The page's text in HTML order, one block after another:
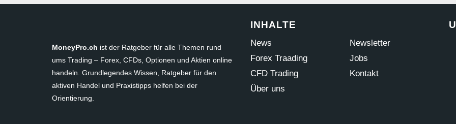
MoneyPro.ch ist der Ratgeber für alle Themen rund
ums Trading – Forex, CFDs, Optionen und Aktien online
handeln. Grundlegendes Wissen, Ratgeber für den
aktiven Handel und Praxistipps helfen bei der
Orientierung.
INHALTE
News
Forex Traading
CFD Trading
Über uns
Newsletter
Jobs
Kontakt